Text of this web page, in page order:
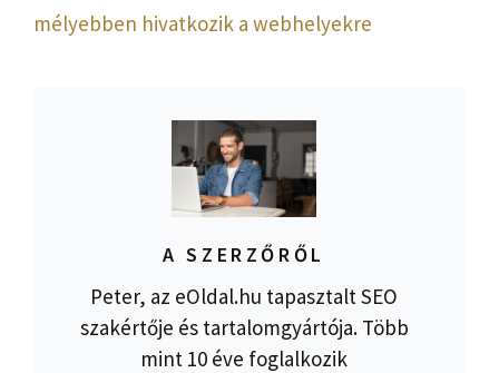
mélyebben hivatkozik a webhelyekre
A SZERZŐRŐL
Peter, az eOldal.hu tapasztalt SEO
szakértője és tartalomgyártója. Több
mint 10 éve foglalkozik